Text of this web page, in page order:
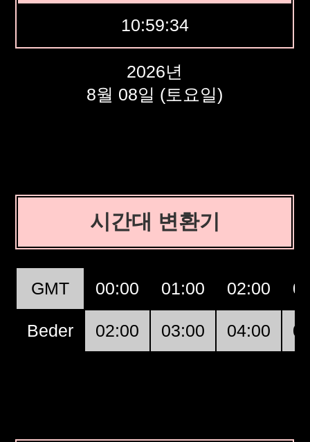
10:59:35
2026년
8월 08일 (토요일)
시간대 변환기
GMT 00:00 01:00 02:00
Beder 02:00 03:00 04:00